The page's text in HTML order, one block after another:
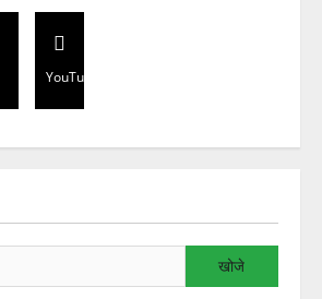
YouTube